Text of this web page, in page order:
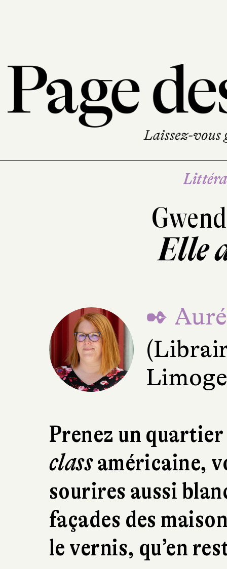
Elle
✒
Prenez un
classaméricaine,
sourires aussi
façades des
le vernis, qu’en